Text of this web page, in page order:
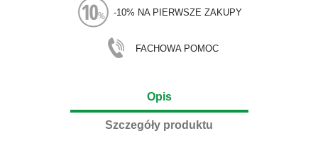
-10% NA PIERWSZE ZAKUPY
FACHOWA POMOC
Opis
Szczegóły produktu